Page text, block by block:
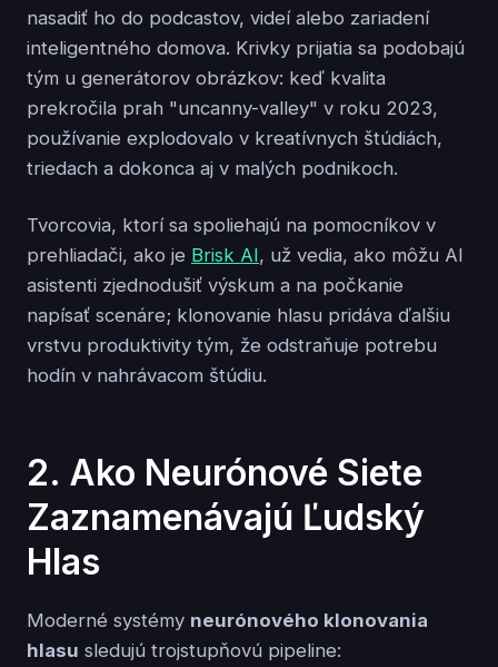
nasadiť ho do podcastov, videí alebo zariadení
inteligentného domova. Krivky prijatia sa podobajú
tým u generátorov obrázkov: keď kvalita
prekročila prah "uncanny-valley" v roku 2023,
používanie explodovalo v kreatívnych štúdiách,
triedach a dokonca aj v malých podnikoch.
Tvorcovia, ktorí sa spoliehajú na pomocníkov v
prehliadači, ako je Brisk AI, už vedia, ako môžu AI
asistenti zjednodušiť výskum a na počkanie
napísať scenáre; klonovanie hlasu pridáva ďalšiu
vrstvu produktivity tým, že odstraňuje potrebu
hodín v nahrávacom štúdiu.
2. Ako Neurónové Siete
Zaznamenávajú Ľudský
Hlas
Moderné systémy neurónového klonovania
hlasu sledujú trojstupňovú pipeline: